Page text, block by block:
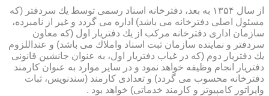
از سال ۱۳۵۴ به بعد، دفترخانه اسناد رسمی توسط یك سردفتر (كه
مسئول اصلی دفترخانه می باشد) اداره می گردد و غیر از نامبرده،
سازمان اداری دفترخانه مركب از یك دفتریار اول (كه معاون
سردفتر و نماینده سازمان ثبت اسناد واملاك می باشد) و عنداللزوم
یك دفتریار دوم (كه در غیاب دفتریار اول، به عنوان جانشین قانونی
دفتریار انجام وظیفه خواهد نمود و در سایر موارد به عنوان كارمند
دفترخانه محسوب می گردد) و تعدادی كارمند (سندنویس، ثبات
واپراتور كامپیوتر و كارمند خدماتی) خواهد بود .